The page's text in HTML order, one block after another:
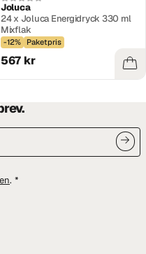
Joluca
24 x Joluca Energidryck 330 ml
Mixflak
-12% Paketpris
567 kr
. *